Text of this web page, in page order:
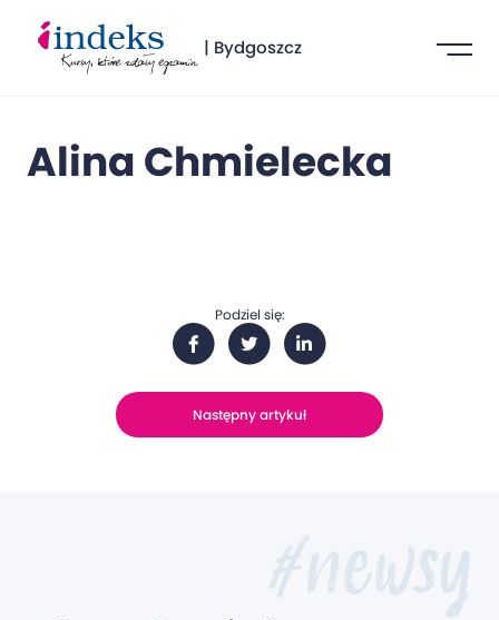
| Bydgoszcz
Alina Chmielecka
Podziel się:
Następny artykuł